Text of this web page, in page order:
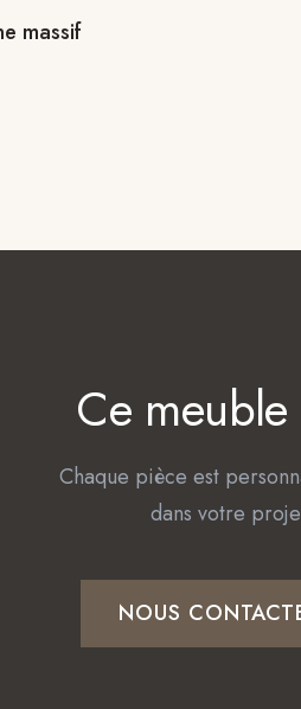
massif
Ce
Chaque pièce est
dans votre
NOUS